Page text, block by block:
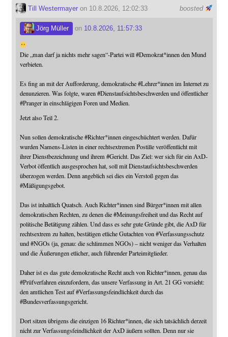
boosted
Till Westermayeron 10.8.2026, 12:02:33
Jörg Müller on 10.8.2026, 11:57:33
Die „man darf ja nichts mehr sagen“-Partei will#Demokrat*innen den Mund
verbieten.
Es fing an mit der Aufforderung, demokratische#Lehrer*innen im Internet zu
denunzieren. Was folgte, waren#Dienstaufsichtsbeschwerdenund öffentlicher
#Prangerin einschlägigen Foren und Medien.
Jetzt also Teil 2.
Nun sollen demokratische#Richter*innen eingeschüchtert werden. Dafür
wurden Namens-Listen in einer rechtsextremen Postille veröffentlicht mit
ihrer Dienstbezeichnung und ihrem #Gericht. Das Ziel: wer sich für ein AxD-
Verbot öffentlich ausgesprochen hat, soll mit Dienstaufsichtsbeschwerden
überzogen werden. Denn angeblich sei dies ein Verstoß gegen das
#Mäßigungsgebot.
Das ist inhaltlich Quatsch. Auch Richter*innen sind Bürger*innen mit allen
demokratischen Rechten, zu denen die#Meinungsfreiheitund das Recht auf
politische Betätigung zählen. Und dass es sehr gute Gründe gibt, die AxD für
rechtsextrem zu halten, bestätigen etliche Gutachten von#Verfassungsschutz
und#NGOs(ja, genau: die schlimmen NGOs) – nicht weniger das Verhalten
und die Äußerungen etlicher, auch führender Parteimitglieder.
Daher ist es das gute demokratische Recht auch von Richter*innen, genau das
#Prüfverfahreneinzufordern, das unsere Verfassung in Art. 21 GG vorsieht:
den amtlichen Test auf#Verfassungsfeindlichkeitdurch das
#Bundesverfassungsgericht.
Dort sitzen übrigens die einzigen 16 Richter*innen, die sich tatsächlich derzeit
nicht zur Verfassungsfeindlichkeit der AxD äußern sollten. Denn nur sie